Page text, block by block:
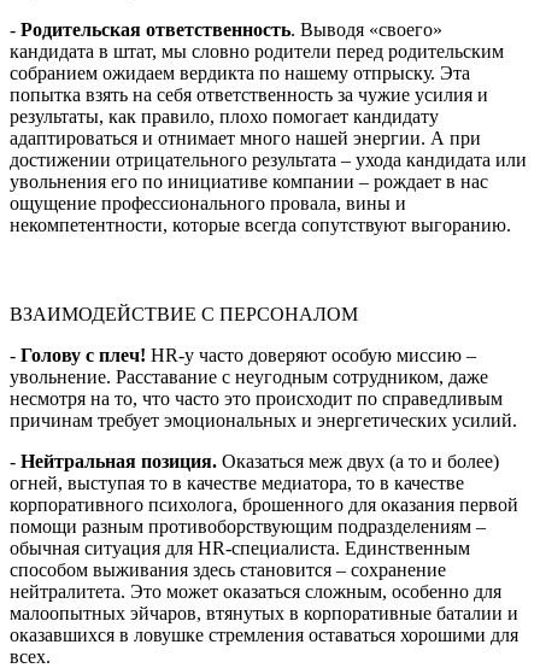
- Родительская ответственность. Выводя «своего»
кандидата в штат, мы словно родители перед родительским
собранием ожидаем вердикта по нашему отпрыску. Эта
попытка взять на себя ответственность за чужие усилия и
результаты, как правило, плохо помогает кандидату
адаптироваться и отнимает много нашей энергии. А при
достижении отрицательного результата – ухода кандидата или
увольнения его по инициативе компании – рождает в нас
ощущение профессионального провала, вины и
некомпетентности, которые всегда сопутствуют выгоранию.
ВЗАИМОДЕЙСТВИЕ С ПЕРСОНАЛОМ
- Голову с плеч! HR-у часто доверяют особую миссию –
увольнение. Расставание с неугодным сотрудником, даже
несмотря на то, что часто это происходит по справедливым
причинам требует эмоциональных и энергетических усилий.
- Нейтральная позиция. Оказаться меж двух (а то и более)
огней, выступая то в качестве медиатора, то в качестве
корпоративного психолога, брошенного для оказания первой
помощи разным противоборствующим подразделениям –
обычная ситуация для HR-специалиста. Единственным
способом выживания здесь становится – сохранение
нейтралитета. Это может оказаться сложным, особенно для
малоопытных эйчаров, втянутых в корпоративные баталии и
оказавшихся в ловушке стремления оставаться хорошими для
всех.